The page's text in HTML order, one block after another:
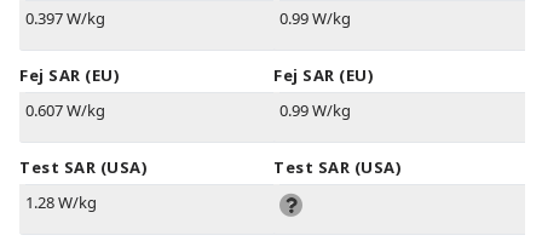
0.397 W/kg
Fej SAR (EU)
0.607 W/kg
Test SAR (USA)
1.28 W/kg
0.99 W/kg
Fej SAR (EU)
0.99 W/kg
Test SAR (USA)